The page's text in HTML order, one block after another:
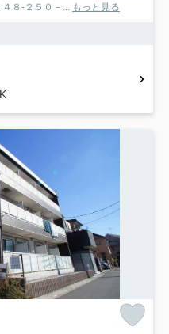
８-２５０－... もっと見る